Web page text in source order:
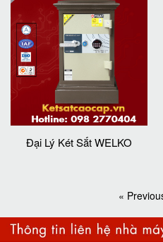
Đại Lý Két Sắt WELKO
«